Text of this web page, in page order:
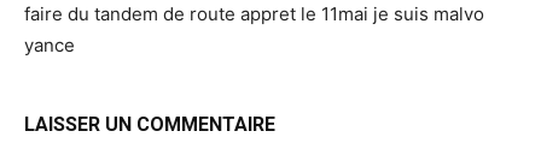
faire du tandem de route appret le 11mai je suis malvo
yance
LAISSER UN COMMENTAIRE